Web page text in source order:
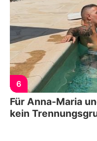
6
Für Anna-Maria
kein